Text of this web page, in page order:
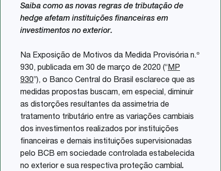
Saiba como as novas regras de tributação de
hedge afetam instituições financeiras em
investimentos no exterior.
Na Exposição de Motivos da Medida Provisória n.º
930, publicada em 30 de março de 2020 (“MP
930”), o Banco Central do Brasil esclarece que as
medidas propostas buscam, em especial, diminuir
as distorções resultantes da assimetria de
tratamento tributário entre as variações cambiais
dos investimentos realizados por instituições
financeiras e demais instituições supervisionadas
pelo BCB em sociedade controlada estabelecida
no exterior e sua respectiva proteção cambial.